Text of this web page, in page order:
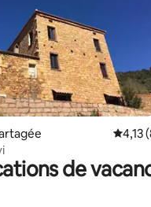
base de 47
4,13
de